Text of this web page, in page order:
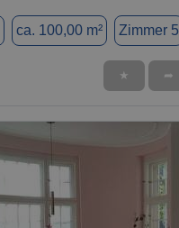
ca. 100,00 m² Zimmer 5
★ ➦